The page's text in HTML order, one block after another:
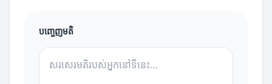
បញ្ចេញមតិ